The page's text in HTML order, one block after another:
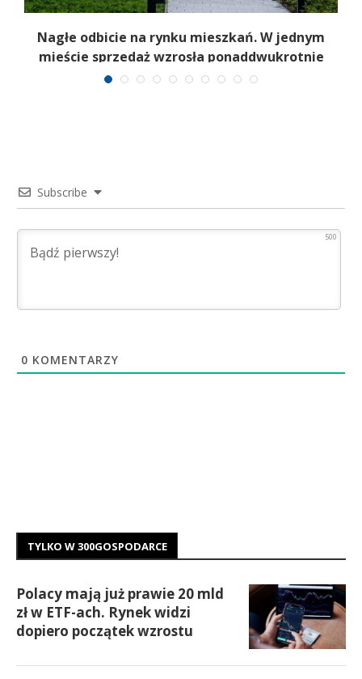
Nagłe odbicie na rynku mieszkań. W jednym
mieście sprzedaż wzrosła ponaddwukrotnie
Subscribe
500
0 KOMENTARZY
TYLKO W 300GOSPODARCE
Polacy mają już prawie 20 mld
zł w ETF-ach. Rynek widzi
dopiero początek wzrostu